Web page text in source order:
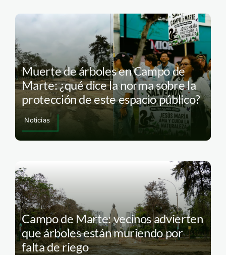
Muerte de árboles en Campo de
Marte: ¿qué dice la norma sobre la
protección de este espacio público?
Noticias
Campo de Marte: vecinos advierten
que árboles están muriendo por
falta de riego